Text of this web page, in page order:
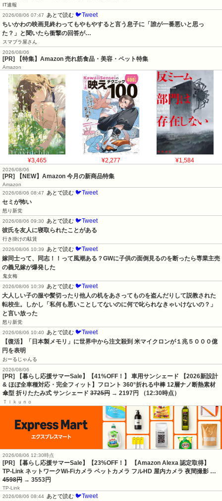
IT速報
2026/08/06 07:47
あとで読む 🐦Tweet
ちいかわの映画見終わってもやもやすると言う息子に「誰が一番悪いと思っ
た？」と聞いたら衝撃の回答が…
スマブラ屋さん
2026/08/06
[PR] 【特集】Amazon 売れ筋食品・美容・ペット特集
Amazon
¥3,465 ¥2,277 ¥1,584
2026/08/06
[PR] 【NEW】Amazon 今月の新商品特集
Amazon
2026/08/06 08:47
あとで読む 🐦Tweet
セミが怖い
怒り新党
2026/08/06 09:30
あとで読む 🐦Tweet
彼氏を友人に寝取られたことがある
行き掛けの駄賃
2026/08/06 10:39
あとで読む 🐦Tweet
嫁同士って、同志！！って風潮ある？GWに子供の面倒見るのを断ったら専業主売
の義兄嫁が爆発した
鬼女梅
2026/08/06 10:39
あとで読む 🐦Tweet
大人しい子の服や髪切ったり他人の机をあさってものを盗んだりして説教された
転校生。しかし「私何も悪いことしてないのに何で叱られなきゃいけないの？」
と言い放った
怒り新党
2026/08/06 10:40
あとで読む 🐦Tweet
【復活】「日本製メモリ」に世界中から注文殺到 米マイクロンが１兆５０００億
円を表明
おーるじゃんる
2026/08/06
[PR] 【暮らし応援サマーSale】【41%OFF！】 車用サンシェード 【2026新設計
& ほぼ全車種対応・完全フィット】フロント 360°折れる中棒 12層ナノ断熱素材
傘型 折りたたみ式 サンシェード 3725円 → 2197円 （12:30時点）
Ｔｉｋｕｎｏ
2026/08/06 12:30時点
[PR] 【暮らし応援サマーSale】【23%OFF！】 【Amazon Alexa 認定取得】
TP-Link ネットワークWi-Fiカメラ ペットカメラ フルHD 屋内カメラ 夜間撮影 …
4598円 → 3553円
TP-Link
2026/08/06 08:44 あとで読む 🐦Tweet